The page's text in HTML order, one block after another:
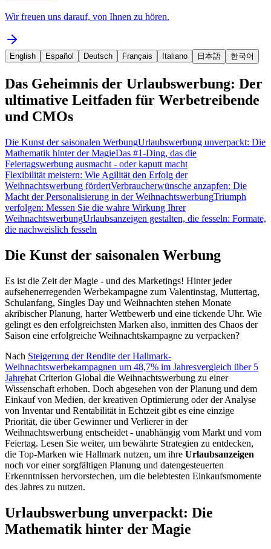
Wir freuen uns darauf, von Ihnen zu hören.
English Español Deutsch Français Italiano 日本語 한국어
Das Geheimnis der Urlaubswerbung: Der
ultimative Leitfaden für Werbetreibende
und CMOs
Die Kunst der saisonalen WerbungUrlaubswerbung unverpackt: Die
Mathematik hinter der MagieDas #1-Ding, das die
Feiertagswerbung ausmacht - oder kaputt macht
Flexibilität meistern: Wie Agilität den Erfolg der
Weihnachtswerbung fördertVerbraucherwünsche anzapfen: Die
Macht der Personalisierung in der WeihnachtswerbungTriumph
verfolgen: Messen Sie die wahre Wirkung Ihrer
WeihnachtswerbungUrlaubsanzeigen gestalten, die fesseln: Formate,
die nachweislich fesseln
Die Kunst der saisonalen Werbung
Es ist die Zeit der Magie - und des Marketings! Hinter jeder
aufsehenerregenden Werbekampagne zum Valentinstag, Muttertag,
Schulanfang, Singles Day und Weihnachten stehen Monate
akribischer Planung, harter Wettbewerb und eine tickende Uhr. Wie
gelingt es den erfolgreichsten Marken also, inmitten des Chaos der
Saison eine erfolgreiche Weihnachtskampagne zu verpacken?
Nach Steigerung der Rendite der Hallmark-
Weihnachtswerbekampagnen um 48,7% im Jahresvergleich über 5
Jahrehat Criterion Global die Weihnachtswerbung zu einer
Wissenschaft erhoben. Doch abgesehen von der Planung und dem
Einkauf von Medien, der kreativen Optimierung oder der Analyse
von Inventar und Rentabilität in Echtzeit gibt es eine einzige
Priorität, die über Gewinner und Verlierer in der
Weihnachtswerbung entscheidet - unabhängig vom Markt und vom
Feiertag. Lesen Sie weiter, um bewährte Strategien zu entdecken,
die Top-Marken wie Hallmark nutzen, um ihre Urlaubsanzeigen
noch vor einer sorgfältigen Planung und datengesteuerten
Erkenntnissen hervorstechen, um die belebtesten Einkaufsmomente
des Jahres zu nutzen.
Urlaubswerbung unverpackt: Die
Mathematik hinter der Magie